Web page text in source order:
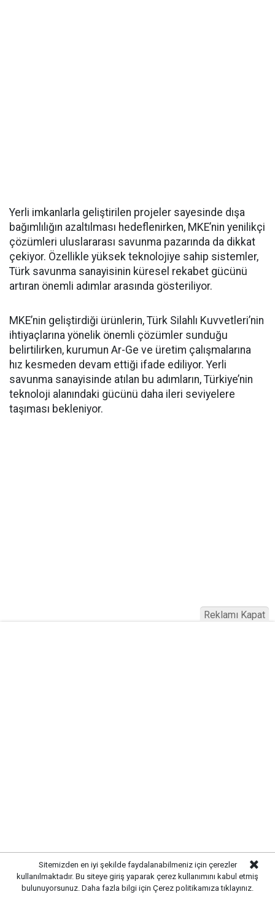
Yerli imkanlarla geliştirilen projeler sayesinde dışa
bağımlılığın azaltılması hedeflenirken, MKE’nin yenilikçi
çözümleri uluslararası savunma pazarında da dikkat
çekiyor. Özellikle yüksek teknolojiye sahip sistemler,
Türk savunma sanayisinin küresel rekabet gücünü
artıran önemli adımlar arasında gösteriliyor.
MKE’nin geliştirdiği ürünlerin, Türk Silahlı Kuvvetleri’nin
ihtiyaçlarına yönelik önemli çözümler sunduğu
belirtilirken, kurumun Ar-Ge ve üretim çalışmalarına
hız kesmeden devam ettiği ifade ediliyor. Yerli
savunma sanayisinde atılan bu adımların, Türkiye’nin
teknoloji alanındaki gücünü daha ileri seviyelere
taşıması bekleniyor.
HABEREYORUM KAT
Sitemizden en iyi şekilde faydalanabilmeniz için çerezler
kullanılmaktadır. Bu siteye giriş yaparak çerez kullanımını kabul etmiş
bulunuyorsunuz. Daha fazla bilgi için Çerez politikamıza tıklayınız.
Reklamı Kapat